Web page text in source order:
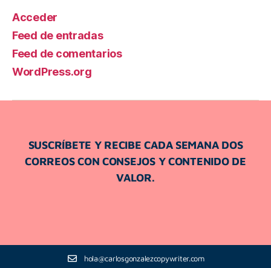
Acceder
Feed de entradas
Feed de comentarios
WordPress.org
SUSCRÍBETE Y RECIBE CADA SEMANA DOS
CORREOS CON CONSEJOS Y CONTENIDO DE
VALOR.
hola@carlosgonzalezcopywriter.com